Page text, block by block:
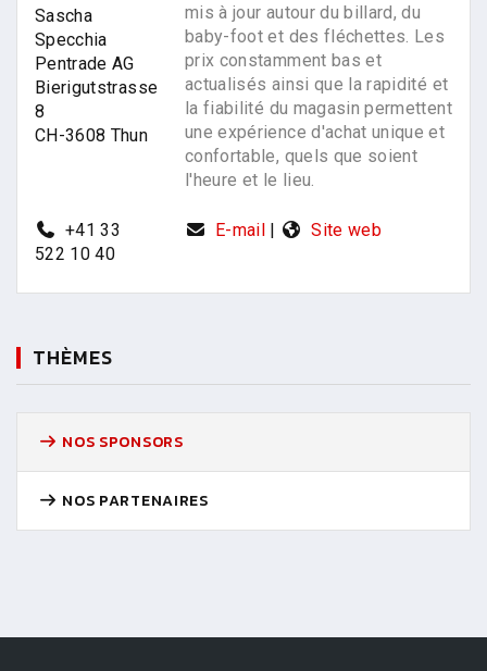
Sascha
Specchia
Pentrade AG
Bierigutstrasse
8
CH-3608 Thun
mis à jour autour du billard, du
baby-foot et des fléchettes. Les
prix constamment bas et
actualisés ainsi que la rapidité et
la fiabilité du magasin permettent
une expérience d'achat unique et
confortable, quels que soient
l'heure et le lieu.
+41 33
522 10 40
E-mail | Site web
THÈMES
NOS SPONSORS
NOS PARTENAIRES